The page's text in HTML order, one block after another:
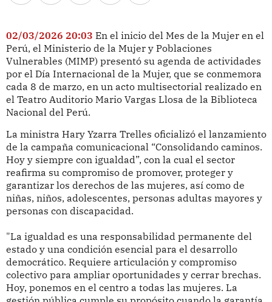
02/03/2026 20:03 En el inicio del Mes de la Mujer en el
Perú, el Ministerio de la Mujer y Poblaciones
Vulnerables (MIMP) presentó su agenda de actividades
por el Día Internacional de la Mujer, que se conmemora
cada 8 de marzo, en un acto multisectorial realizado en
el Teatro Auditorio Mario Vargas Llosa de la Biblioteca
Nacional del Perú.
La ministra Hary Yzarra Trelles oficializó el lanzamiento
de la campaña comunicacional “Consolidando caminos.
Hoy y siempre con igualdad”, con la cual el sector
reafirma su compromiso de promover, proteger y
garantizar los derechos de las mujeres, así como de
niñas, niños, adolescentes, personas adultas mayores y
personas con discapacidad.
"La igualdad es una responsabilidad permanente del
estado y una condición esencial para el desarrollo
democrático. Requiere articulación y compromiso
colectivo para ampliar oportunidades y cerrar brechas.
Hoy, ponemos en el centro a todas las mujeres. La